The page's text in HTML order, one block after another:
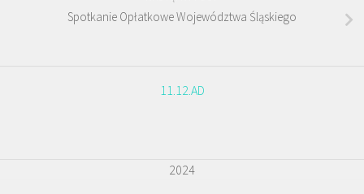
Spotkanie Opłatkowe Województwa Śląskiego
11.12.AD
2024